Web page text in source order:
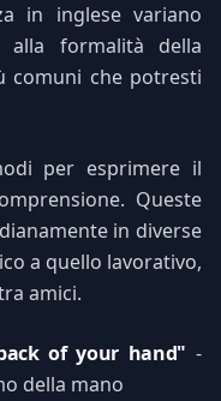
in inglese variano
formalità della
comuni che potresti
per esprimere il
Queste
in diverse
a quello lavorativo,
amici.
of your hand" -
della mano